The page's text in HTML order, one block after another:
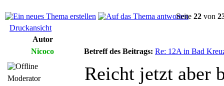
Seite 22 von
Druckansicht
Autor
Nicoco
Betreff des Beitrags: Re: 12A in Bad
Moderator Reicht jetzt aber